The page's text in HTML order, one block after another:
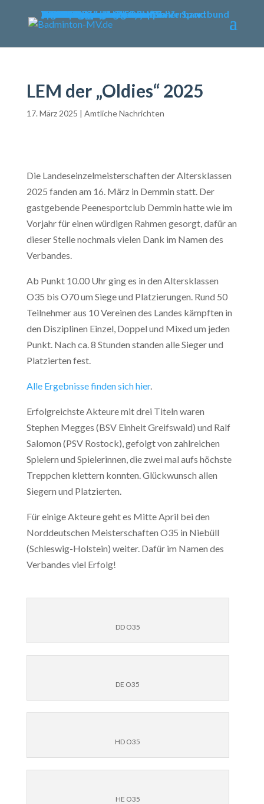
MENUMENU
Willkommen
Verband
Verbandsführung
Ausschreibungen
Vereine
Vereinsservice
Spielbetrieb
Turniere
Landesliga
Landesklasse
Bezirksliga
Lehre & Ausbildung
Ausbildungen
Fortbildungen
Trainerinfos
Schulsport
Shuttle Time
„Mach mit – spiel dich fit!“
Jugend trainiert für Olympia
Spiel- und Sportabzeichen
Badmintonabenteuer mit Toni
Links
DBV - Deutscher Badminton-Verband
DBV - Gruppe Nord
DOSB - Deutscher Olympischer Sportbund
LSB - Landessportbund MV
LEM der „Oldies“ 2025
17. März 2025 | Amtliche Nachrichten
Die Landeseinzelmeisterschaften der Altersklassen
2025 fanden am 16. März in Demmin statt. Der
gastgebende Peenesportclub Demmin hatte wie im
Vorjahr für einen würdigen Rahmen gesorgt, dafür an
dieser Stelle nochmals vielen Dank im Namen des
Verbandes.
Ab Punkt 10.00 Uhr ging es in den Altersklassen
O35 bis O70 um Siege und Platzierungen. Rund 50
Teilnehmer aus 10 Vereinen des Landes kämpften in
den Disziplinen Einzel, Doppel und Mixed um jeden
Punkt. Nach ca. 8 Stunden standen alle Sieger und
Platzierten fest.
Alle Ergebnisse finden sich hier.
Erfolgreichste Akteure mit drei Titeln waren
Stephen Megges (BSV Einheit Greifswald) und Ralf
Salomon (PSV Rostock), gefolgt von zahlreichen
Spielern und Spielerinnen, die zwei mal aufs höchste
Treppchen klettern konnten. Glückwunsch allen
Siegern und Platzierten.
Für einige Akteure geht es Mitte April bei den
Norddeutschen Meisterschaften O35 in Niebüll
(Schleswig-Holstein) weiter. Dafür im Namen des
Verbandes viel Erfolg!
DD O35
DE O35
HD O35
HE O35